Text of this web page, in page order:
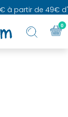
à partir de 49€
0